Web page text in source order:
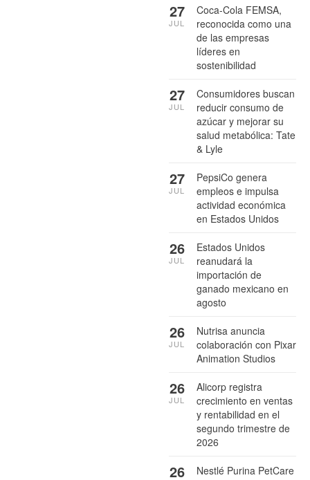
Coca-Cola FEMSA,
reconocida como una
de las empresas
líderes en
sostenibilidad
27
JUL
Consumidores buscan
reducir consumo de
azúcar y mejorar su
salud metabólica: Tate
& Lyle
27
JUL
PepsiCo genera
empleos e impulsa
actividad económica
en Estados Unidos
27
JUL
Estados Unidos
reanudará la
importación de
ganado mexicano en
agosto
26
JUL
Nutrisa anuncia
colaboración con Pixar
Animation Studios
26
JUL
Alicorp registra
crecimiento en ventas
y rentabilidad en el
segundo trimestre de
2026
26
JUL
Nestlé Purina PetCare
26